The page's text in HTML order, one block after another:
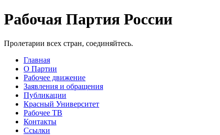
Рабочая Партия России
Пролетарии всех стран, соединяйтесь.
Главная
О Партии
Рабочее движение
Заявления и обращения
Публикации
Красный Университет
Рабочее ТВ
Контакты
Ссылки